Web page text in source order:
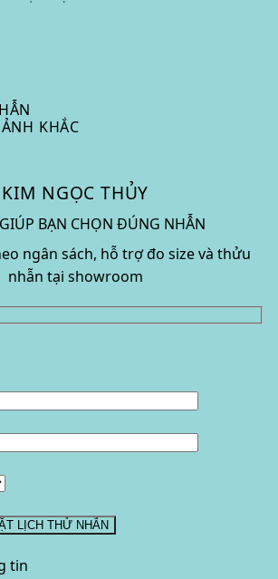
KHẮC
KIM NGỌC THỦY
BẠN CHỌN ĐÚNG NHẪN
ngân sách, hỗ trợ đo size và thửu
nhẫn tại showroom
tin